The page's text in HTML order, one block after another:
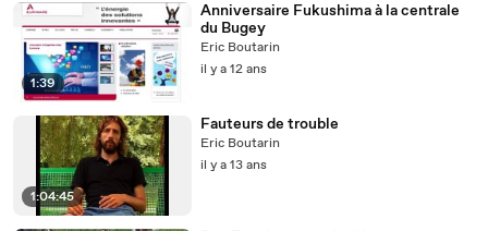
1:39
Anniversaire Fukushima à la centrale
du Bugey
Eric Boutarin
il y a 12 ans
1:04:45
Fauteurs de trouble
Eric Boutarin
il y a 13 ans